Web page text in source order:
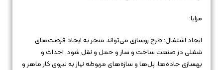
مزایا:
ایجاد اشتغال: طرح روسازی می‌تواند منجر به ایجاد فرصت‌های
شغلی در صنعت ساخت و ساز و حمل و نقل شود. احداث و
بهسازی جاده‌ها، پل‌ها و سازه‌های مربوطه نیاز به نیروی کار ماهر و